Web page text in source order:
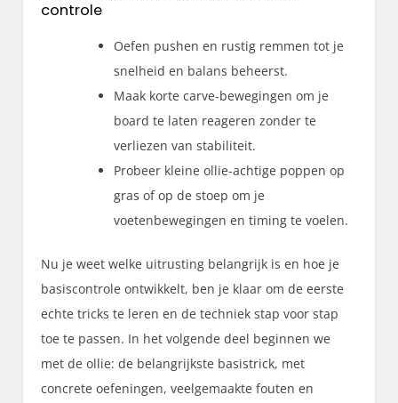
controle
Oefen pushen en rustig remmen tot je
snelheid en balans beheerst.
Maak korte carve-bewegingen om je
board te laten reageren zonder te
verliezen van stabiliteit.
Probeer kleine ollie-achtige poppen op
gras of op de stoep om je
voetenbewegingen en timing te voelen.
Nu je weet welke uitrusting belangrijk is en hoe je
basiscontrole ontwikkelt, ben je klaar om de eerste
echte tricks te leren en de techniek stap voor stap
toe te passen. In het volgende deel beginnen we
met de ollie: de belangrijkste basistrick, met
concrete oefeningen, veelgemaakte fouten en